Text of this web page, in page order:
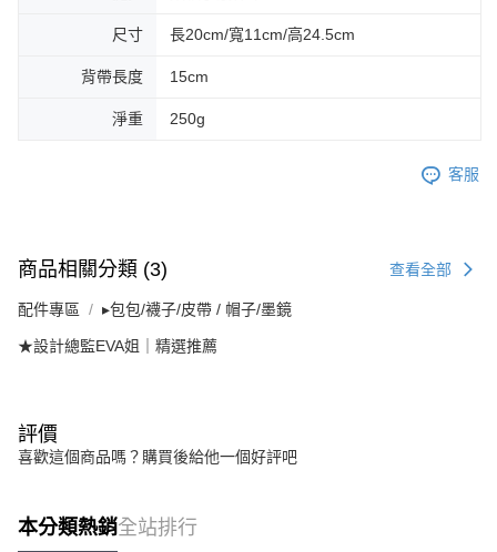
尺寸 長20cm/寬11cm/高24.5cm
背帶長度 15cm
淨重 250g
客服
商品相關分類 (3) 查看全部
配件專區 ▸包包/襪子/皮帶 / 帽子/墨鏡
★設計總監EVA姐｜精選推薦
評價
喜歡這個商品嗎？購買後給他一個好評吧
本分類熱銷全站排行